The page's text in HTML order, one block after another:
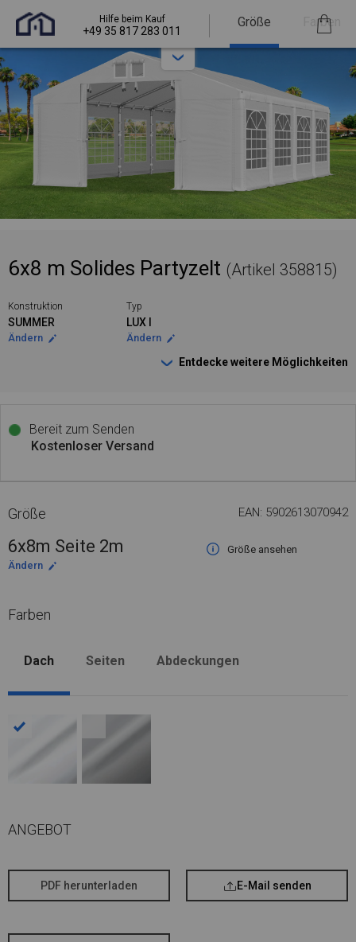
Hilfe beim Kauf
+49 35 817 283 011
Größe Farben
6x8 m Solides Partyzelt (Artikel 358815)
Konstruktion
SUMMER
Ändern
Typ
LUX I
Ändern
Entdecke weitere Möglichkeiten
Bereit zum Senden
Kostenloser Versand
Größe EAN: 5902613070942
6x8m Seite 2m
Größe ansehen
Ändern
Farben
Dach Seiten Abdeckungen
ANGEBOT
PDF herunterladen E-Mail senden